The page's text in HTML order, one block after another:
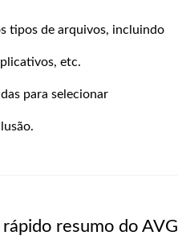
tipos de arquivos, incluindo
etc.
para selecionar
resumo do